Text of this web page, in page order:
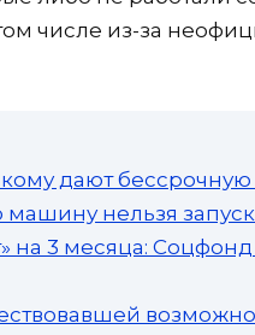
числе из-за
дают бессрочную
нельзя
на 3 месяца: